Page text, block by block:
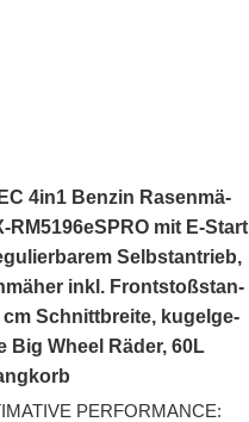
4in1 Ben­zin Rasen­mä­
RM5196e­S­PRO mit E‑Start
Selbst­an­trieb,
inkl. Front­stoß­stan­
cm Schnitt­brei­te, kugel­ge­
Big Wheel Räder, 60L
PERFORMANCE: